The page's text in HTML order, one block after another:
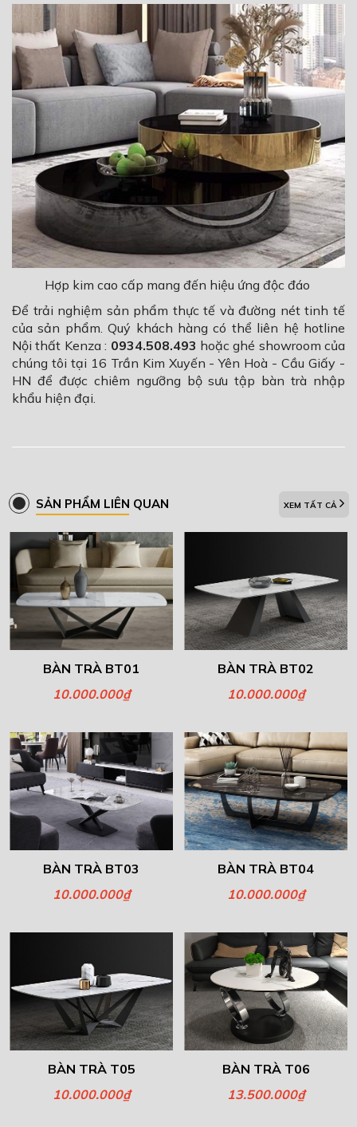
Hợp kim cao cấp mang đến hiệu ứng độc đáo
Để trải nghiệm sản phẩm thực tế và đường nét tinh tế
của sản phẩm. Quý khách hàng có thể liên hệ hotline
Nội thất Kenza : 0934.508.493 hoặc ghé showroom của
chúng tôi tại 16 Trần Kim Xuyến - Yên Hoà - Cầu Giấy -
HN để được chiêm ngưỡng bộ sưu tập bàn trà nhập
khẩu hiện đại.
SẢN PHẨM LIÊN QUAN XEM TẤT CẢ
BÀN TRÀ BT01
10.000.000₫
BÀN TRÀ BT02
10.000.000₫
BÀN TRÀ BT03
10.000.000₫
BÀN TRÀ BT04
10.000.000₫
BÀN TRÀ T05
10.000.000₫
BÀN TRÀ T06
13.500.000₫